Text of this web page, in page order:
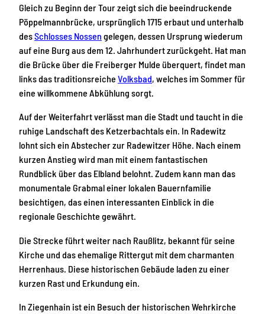
Gleich zu Beginn der Tour zeigt sich die beeindruckende
Pöppelmannbrücke, ursprünglich 1715 erbaut und unterhalb
desSchlosses Nossen gelegen, dessen Ursprung wiederum
auf eine Burg aus dem 12. Jahrhundert zurückgeht. Hat man
die Brücke über die Freiberger Mulde überquert, findet man
links das traditionsreiche Volksbad, welches im Sommer für
eine willkommene Abkühlung sorgt.
Auf der Weiterfahrt verlässt man die Stadt und taucht in die
ruhige Landschaft des Ketzerbachtals ein. In Radewitz
lohnt sich ein Abstecher zur Radewitzer Höhe. Nach einem
kurzen Anstieg wird man mit einem fantastischen
Rundblick über das Elbland belohnt. Zudem kann man das
monumentale Grabmal einer lokalen Bauernfamilie
besichtigen, das einen interessanten Einblick in die
regionale Geschichte gewährt.
Die Strecke führt weiter nach Raußlitz, bekannt für seine
Kirche und das ehemalige Rittergut mit dem charmanten
Herrenhaus. Diese historischen Gebäude laden zu einer
kurzen Rast und Erkundung ein.
In Ziegenhain ist ein Besuch der historischen Wehrkirche